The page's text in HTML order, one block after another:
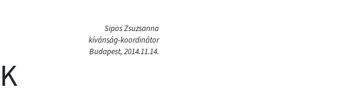
Sipos Zsuzsanna
kívánság-koordinátor
Budapest, 2014.11.14.